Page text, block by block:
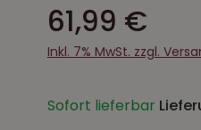
61,99 €
Inkl. 7% MwSt. zzgl.
Sofort lieferbar